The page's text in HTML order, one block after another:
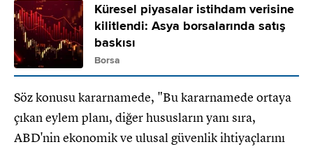
Küresel piyasalar istihdam verisine
kilitlendi: Asya borsalarında satış
baskısı
Borsa
Söz konusu kararnamede, "Bu kararnamede ortaya
çıkan eylem planı, diğer hususların yanı sıra,
ABD'nin ekonomik ve ulusal güvenlik ihtiyaçlarını